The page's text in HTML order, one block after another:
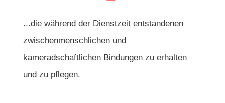
...die während der Dienstzeit entstandenen
zwischenmenschlichen und
kameradschaftlichen Bindungen zu erhalten
und zu pflegen.